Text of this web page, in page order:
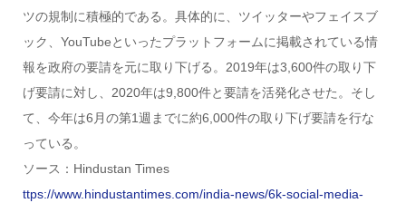
ツの規制に積極的である。具体的に、ツイッターやフェイスブ
ック、YouTubeといったプラットフォームに掲載されている情
報を政府の要請を元に取り下げる。2019年は3,600件の取り下
げ要請に対し、2020年は9,800件と要請を活発化させた。そし
て、今年は6月の第1週までに約6,000件の取り下げ要請を行な
っている。
ソース：Hindustan Times
ttps://www.hindustantimes.com/india-news/6k-social-media-